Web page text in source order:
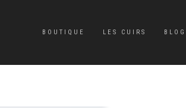
BOUTIQUE LES CUIRS BLOG